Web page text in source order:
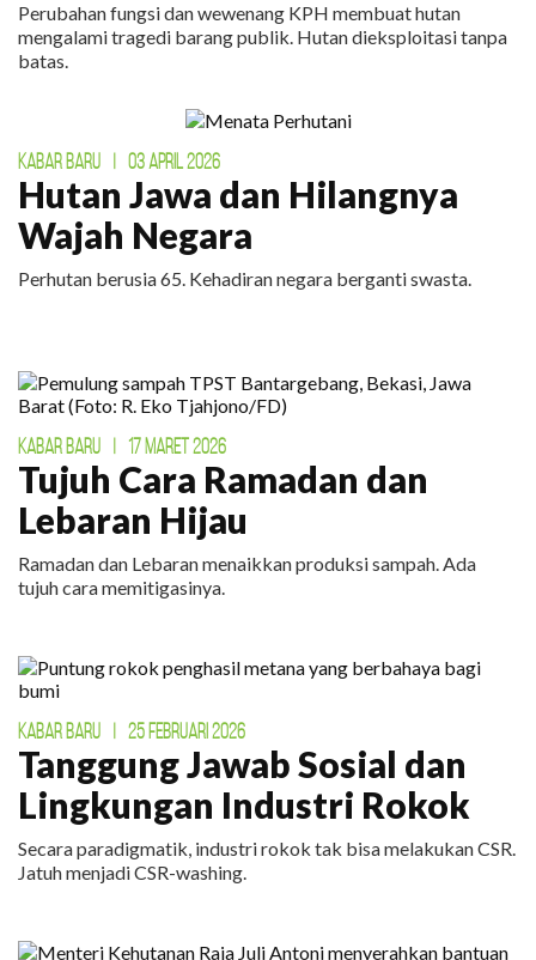
Perubahan fungsi dan wewenang KPH membuat hutan
mengalami tragedi barang publik. Hutan dieksploitasi tanpa
batas.
KABAR BARU 03 APRIL 2026
Hutan Jawa dan Hilangnya
Wajah Negara
Perhutan berusia 65. Kehadiran negara berganti swasta.
KABAR BARU 17 MARET 2026
Tujuh Cara Ramadan dan
Lebaran Hijau
Ramadan dan Lebaran menaikkan produksi sampah. Ada
tujuh cara memitigasinya.
KABAR BARU 25 FEBRUARI 2026
Tanggung Jawab Sosial dan
Lingkungan Industri Rokok
Secara paradigmatik, industri rokok tak bisa melakukan CSR.
Jatuh menjadi CSR-washing.